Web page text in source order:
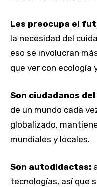
Les preocupa el
la necesidad del
eso se involucran
que ver con ecología
Son ciudadanos del
de un mundo cada
globalizado,
mundiales y locales.
Son autodidactas:
tecnologías, así que